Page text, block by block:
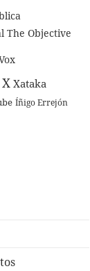
The Objective
X Xataka
Íñigo Errejón